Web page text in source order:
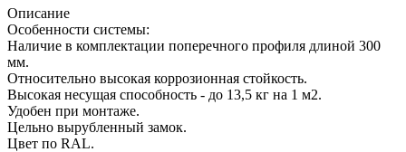
Описание
Особенности системы:
Наличие в комплектации поперечного профиля длиной 300
мм.
Относительно высокая коррозионная стойкость.
Высокая несущая способность - до 13,5 кг на 1 м2.
Удобен при монтаже.
Цельно вырубленный замок.
Цвет по RAL.